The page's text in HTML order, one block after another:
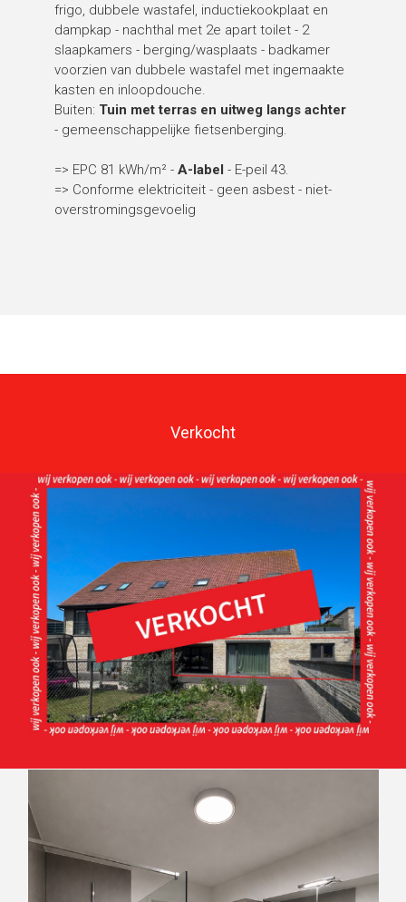
frigo, dubbele wastafel, inductiekookplaat en
dampkap - nachthal met 2e apart toilet - 2
slaapkamers - berging/wasplaats - badkamer
voorzien van dubbele wastafel met ingemaakte
kasten en inloopdouche.
Buiten: Tuin met terras en uitweg langs achter
- gemeenschappelijke fietsenberging.
=> EPC 81 kWh/m² - A-label - E-peil 43.
=> Conforme elektriciteit - geen asbest - niet-
overstromingsgevoelig
Verkocht